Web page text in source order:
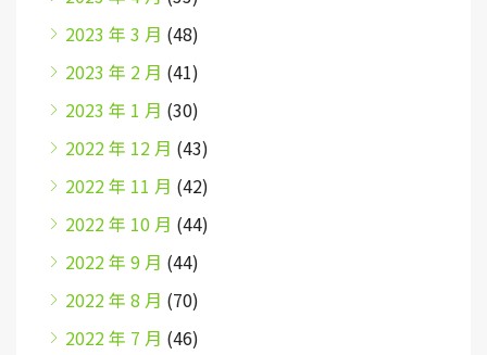
2023 年 3 月 (48)
2023 年 2 月 (41)
2023 年 1 月 (30)
2022 年 12 月 (43)
2022 年 11 月 (42)
2022 年 10 月 (44)
2022 年 9 月 (44)
2022 年 8 月 (70)
2022 年 7 月 (46)